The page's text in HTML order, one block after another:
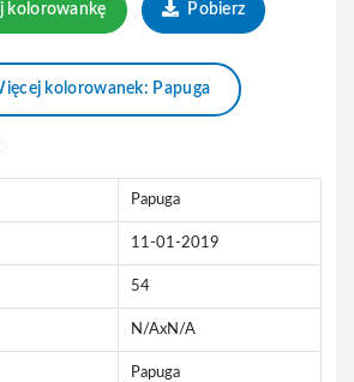
kolorowankę Pobierz
kolorowanek: Papuga
Papuga
11-01-2019
54
N/AxN/A
Papuga